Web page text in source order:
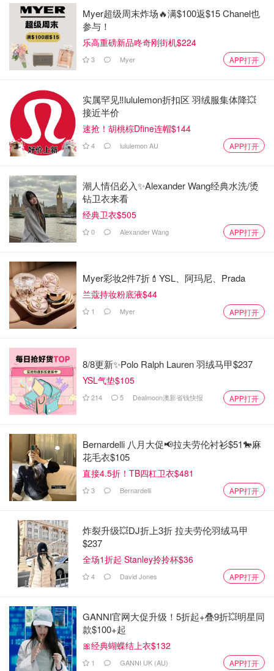
Myer超级周末炸场🔥满$100返$15 Chanel也
参与！
乐高重磅新品咚奇刚街机$224
3 Myer APP打开
实属罕见‼️lululemon折扣区 羽绒服集体降💥
接近半价
速抢！胡桃棕Dfine连帽$144
4 lululemon AU APP打开
潮人情侣必入✨Alexander Wang经典水洗/烫
钻卫衣来看
经典卫衣$505
0 Alexander Wang APP打开
Myer彩妆2件7折💄YSL、阿玛尼、Prada
兰蔻持妆粉底液$44
1 Myer APP打开
8/8更新✨Polo Ralph Lauren 羽绒马甲$237
YSL气垫$105
214 5 Dealmoon澳新省钱快报 APP打开
Bernardelli 八月大促📢拉夫劳伦衬衫$51🐎麻
花毛衣$105
直接4.5折！TB四杠卫衣$481
3 Bernardelli APP打开
炸裂升级💥DJ折上3折 拉夫劳伦羽绒马甲
$237
全场1折起 Stanley拎拎杯$36
4 David Jones APP打开
GANNI官网大促升级！5折起+叠9折💥明星同
款$100+起
🎀经典蝴蝶结上衣$132
1 GANNI UK (AU) APP打开